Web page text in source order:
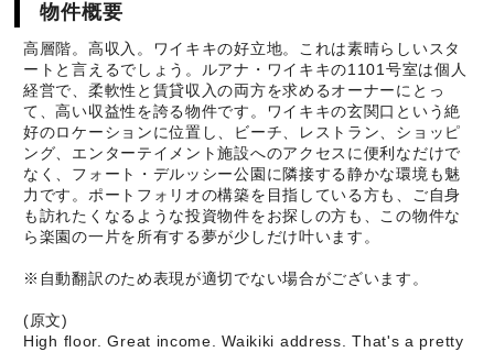
物件概要
高層階。高収入。ワイキキの好立地。これは素晴らしいスタ
ートと言えるでしょう。ルアナ・ワイキキの1101号室は個人
経営で、柔軟性と賃貸収入の両方を求めるオーナーにとっ
て、高い収益性を誇る物件です。ワイキキの玄関口という絶
好のロケーションに位置し、ビーチ、レストラン、ショッピ
ング、エンターテイメント施設へのアクセスに便利なだけで
なく、フォート・デルッシー公園に隣接する静かな環境も魅
力です。ポートフォリオの構築を目指している方も、ご自身
も訪れたくなるような投資物件をお探しの方も、この物件な
ら楽園の一片を所有する夢が少しだけ叶います。
※自動翻訳のため表現が適切でない場合がございます。
(原文)
High floor. Great income. Waikiki address. That's a pretty